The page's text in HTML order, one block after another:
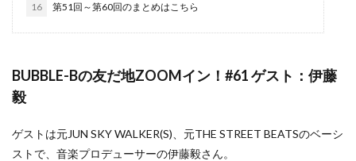
16 第51回～第60回のまとめはこちら
BUBBLE-Bの友だ地ZOOMイン！#61 ゲスト：伊藤
毅
ゲストは元JUN SKY WALKER(S)、元THE STREET BEATSのベーシ
ストで、音楽プロデューサーの伊藤毅さん。